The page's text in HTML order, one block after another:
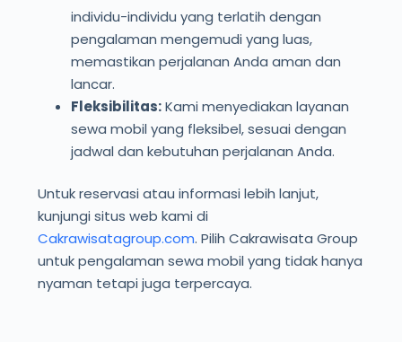
individu-individu yang terlatih dengan
pengalaman mengemudi yang luas,
memastikan perjalanan Anda aman dan
lancar.
Fleksibilitas:Kami menyediakan layanan
sewa mobil yang fleksibel, sesuai dengan
jadwal dan kebutuhan perjalanan Anda.
Untuk reservasi atau informasi lebih lanjut,
kunjungi situs web kami di
Cakrawisatagroup.com. Pilih Cakrawisata Group
untuk pengalaman sewa mobil yang tidak hanya
nyaman tetapi juga terpercaya.